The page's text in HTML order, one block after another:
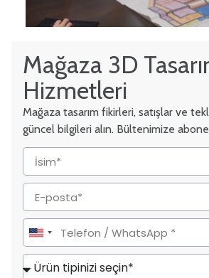
Mağaza 3D
Hizmetleri
Mağaza tasarım fikirleri, satışlar ve
güncel bilgileri alın. Bültenimize
United
States
+1